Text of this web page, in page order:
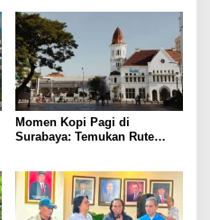
Momen Kopi Pagi di
Surabaya: Temukan Rute